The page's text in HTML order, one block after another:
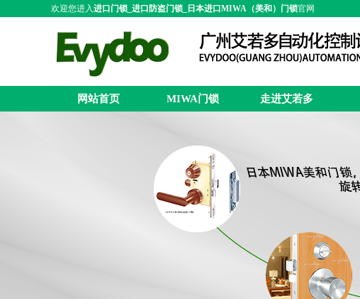
欢迎您进入进口门锁_进口防盗门锁_日本进口MIWA（美和）门锁官网
网站首页 MIWA门锁 走进艾若多